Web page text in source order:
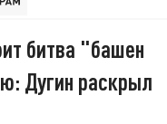
битва "башен
Дугин раскрыл